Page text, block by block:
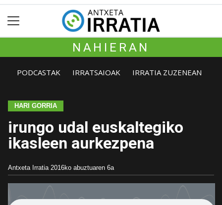
NAHIERAN
PODCASTAK IRRATSAIOAK IRRATIA ZUZENEAN
HARI GORRIA
irungo udal euskaltegiko
ikasleen aurkezpena
Antxeta Irratia 2016ko abuztuaren 6a